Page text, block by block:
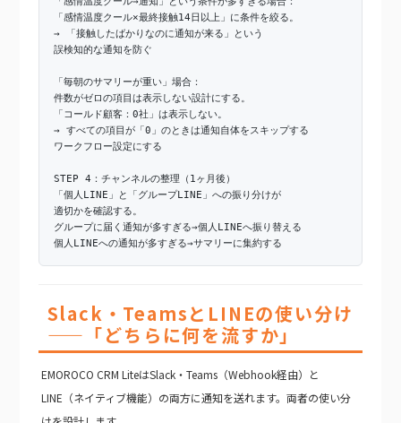
「感情温度クール×最終接触14日以上」に条件を絞る。
→ 「接触したばかりなのに通知が来る」という
誤検知的な通知を防ぐ
「毎朝のサマリーが重い」場合：
件数がゼロの項目は表示しない設計にする。
「コールド顧客：0社」は表示しない。
→ すべての項目が「0」のときは通知自体をスキップする
ワークフロー設定にする
STEP 4：チャンネルの整理（1ヶ月後）
「個人LINE」と「グループLINE」への振り分けが
適切かを確認する。
グループに届く通知が多すぎる→個人LINEへ振り替える
個人LINEへの通知が多すぎる→サマリーに集約する
Slack・TeamsとLINEの使い分け
——「どちらに何を流すか」
EMOROCO CRM LiteはSlack・Teams（Webhook経由）と
LINE（ネイティブ機能）の両方に通知を送れます。両者の使い分